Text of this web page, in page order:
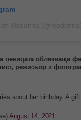
певицата облизваща
режисьор и
about her birthday. A
August 14, 2021